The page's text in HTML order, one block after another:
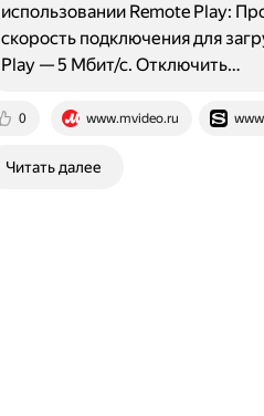
0 www.mvideo.ru
использовании Remote Play:
скорость подключения для
Play — 5 Мбит/с. Отключить…
Читать далее